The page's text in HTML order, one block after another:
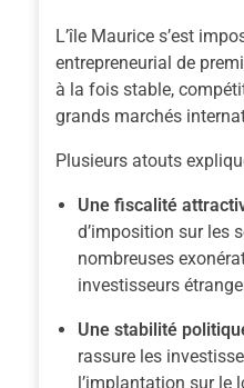
L’île Maurice s’est
entrepreneurial de
à la fois stable,
grands marchés
Plusieurs atouts
Une fiscalité
d’imposition sur les
nombreuses
investisseurs
Une stabilité
rassure les
l’implantation sur le